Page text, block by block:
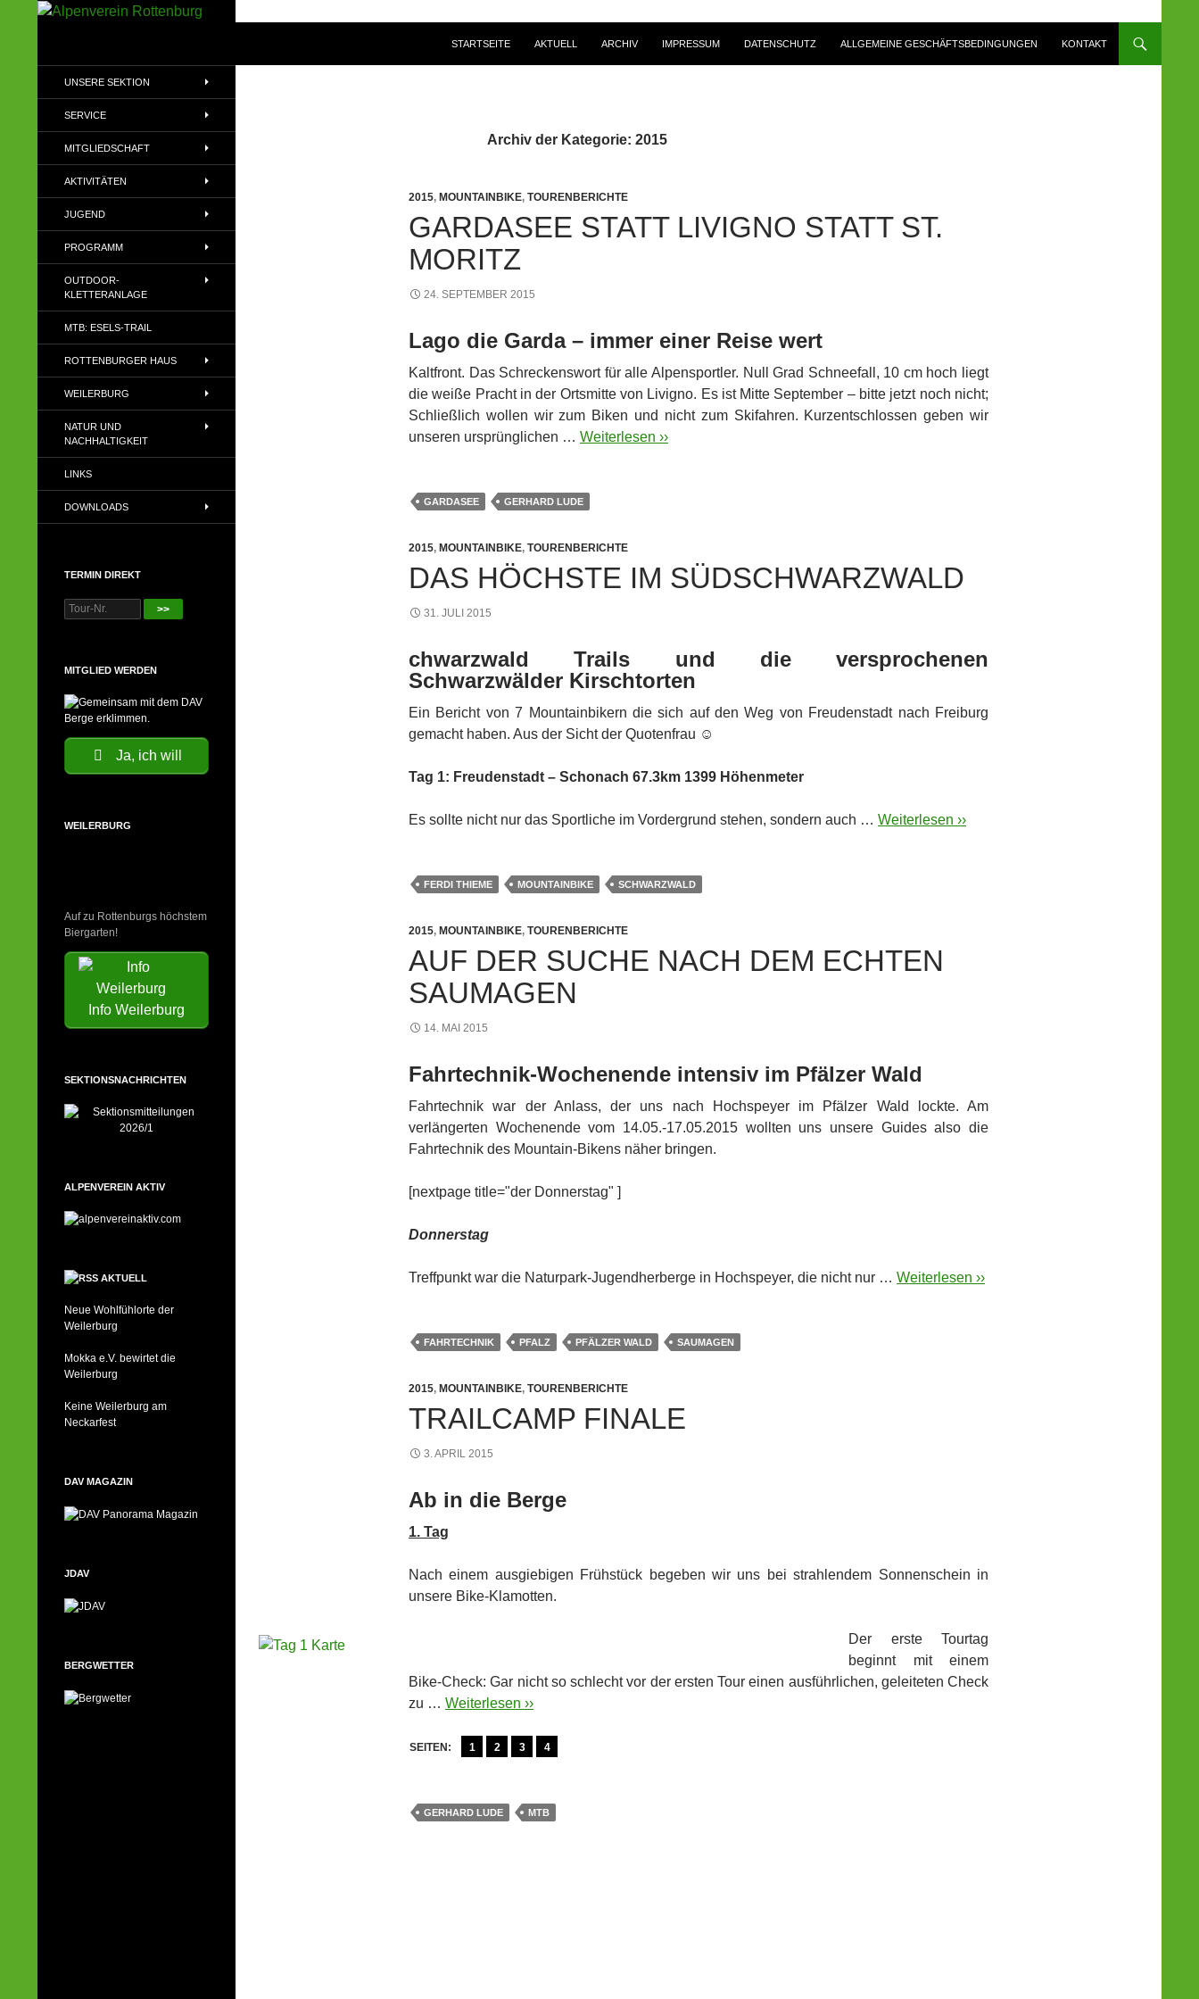
STARTSEITE AKTUELL ARCHIV IMPRESSUM DATENSCHUTZ ALLGEMEINE GESCHÄFTSBEDINGUNGEN KONTAKT
Archiv der Kategorie: 2015
2015, MOUNTAINBIKE, TOURENBERICHTE
GARDASEE STATT LIVIGNO STATT ST.
MORITZ
24. SEPTEMBER 2015
Lago die Garda – immer einer Reise wert
Kaltfront. Das Schreckenswort für alle Alpensportler. Null Grad Schneefall, 10 cm hoch liegt
die weiße Pracht in der Ortsmitte von Livigno. Es ist Mitte September – bitte jetzt noch nicht;
Schließlich wollen wir zum Biken und nicht zum Skifahren. Kurzentschlossen geben wir
unseren ursprünglichen … Weiterlesen ››
GARDASEE GERHARD LUDE
2015, MOUNTAINBIKE, TOURENBERICHTE
DAS HÖCHSTE IM SÜDSCHWARZWALD
31. JULI 2015
chwarzwald Trails und die versprochenen
Schwarzwälder Kirschtorten
Ein Bericht von 7 Mountainbikern die sich auf den Weg von Freudenstadt nach Freiburg
gemacht haben. Aus der Sicht der Quotenfrau ☺
Tag 1: Freudenstadt – Schonach 67.3km 1399 Höhenmeter
Es sollte nicht nur das Sportliche im Vordergrund stehen, sondern auch … Weiterlesen ››
FERDI THIEME MOUNTAINBIKE SCHWARZWALD
2015, MOUNTAINBIKE, TOURENBERICHTE
AUF DER SUCHE NACH DEM ECHTEN
SAUMAGEN
14. MAI 2015
Fahrtechnik-Wochenende intensiv im Pfälzer Wald
Fahrtechnik war der Anlass, der uns nach Hochspeyer im Pfälzer Wald lockte. Am
verlängerten Wochenende vom 14.05.-17.05.2015 wollten uns unsere Guides also die
Fahrtechnik des Mountain-Bikens näher bringen.
[nextpage title="der Donnerstag" ]
Donnerstag
Treffpunkt war die Naturpark-Jugendherberge in Hochspeyer, die nicht nur … Weiterlesen ››
FAHRTECHNIK PFALZ PFÄLZER WALD SAUMAGEN
2015, MOUNTAINBIKE, TOURENBERICHTE
TRAILCAMP FINALE
3. APRIL 2015
Ab in die Berge
1. Tag
Nach einem ausgiebigen Frühstück begeben wir uns bei strahlendem Sonnenschein in
unsere Bike-Klamotten.
Der erste Tourtag
beginnt mit einem
Bike-Check: Gar nicht so schlecht vor der ersten Tour einen ausführlichen, geleiteten Check
zu … Weiterlesen ››
SEITEN: 1 2 3 4
GERHARD LUDE MTB
Alpenvereins (DAV) e.V
UNSERE SEKTION
SERVICE
MITGLIEDSCHAFT
AKTIVITÄTEN
JUGEND
PROGRAMM
OUTDOOR-
KLETTERANLAGE
MTB: ESELS-TRAIL
ROTTENBURGER HAUS
WEILERBURG
NATUR UND
NACHHALTIGKEIT
LINKS
DOWNLOADS
TERMIN DIREKT
>>
MITGLIED WERDEN
Ja, ich will
WEILERBURG
Auf zu Rottenburgs höchstem
Biergarten!
Info Weilerburg
SEKTIONSNACHRICHTEN
ALPENVEREIN AKTIV
AKTUELL
Neue Wohlfühlorte der
Weilerburg
Mokka e.V. bewirtet die
Weilerburg
Keine Weilerburg am
Neckarfest
DAV MAGAZIN
JDAV
BERGWETTER